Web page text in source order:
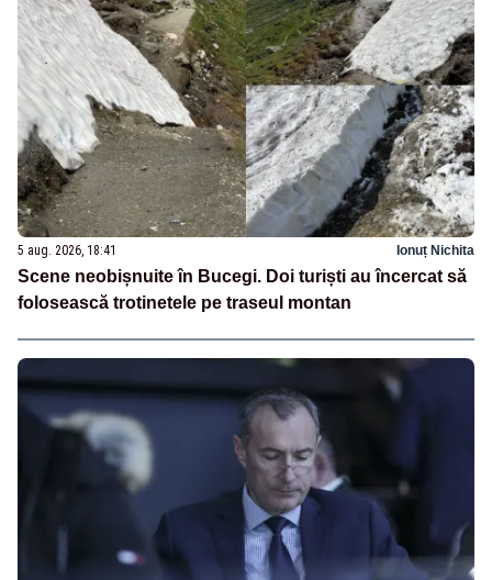
5 aug. 2026, 18:41 Ionuț Nichita
Scene neobișnuite în Bucegi. Doi turiști au încercat să
folosească trotinetele pe traseul montan